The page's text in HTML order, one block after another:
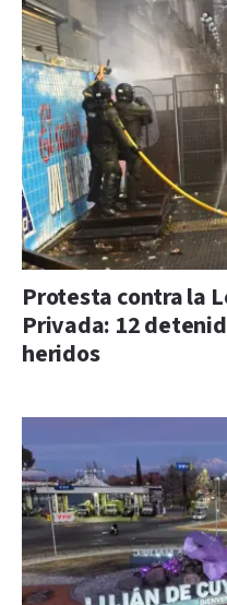
Protesta contra la
Privada: 12
heridos